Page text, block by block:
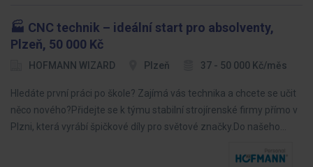
🏭 CNC technik – ideální start pro absolventy,
Plzeň, 50 000 Kč
HOFMANN WIZARD Plzeň 37 - 50 000 Kč/měs
Hledáte první práci po škole? Zajímá vás technika a chcete se učit
něco nového?Přidejte se k týmu stabilní strojírenské firmy přímo v
Plzni, která vyrábí špičkové díly pro světové značky.Do našeho…